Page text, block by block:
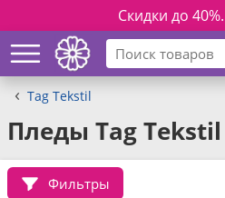
Скидки до
Tag Tekstil
Пледы Tag
Фильтры